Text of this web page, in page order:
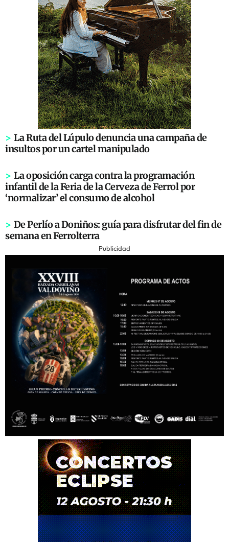
> La Ruta del Lúpulo denuncia una campaña de
insultos por un cartel manipulado
> La oposición carga contra la programación
infantil de la Feria de la Cerveza de Ferrol por
‘normalizar’ el consumo de alcohol
> De Perlío a Doniños: guía para disfrutar del fin de
semana en Ferrolterra
Publicidad